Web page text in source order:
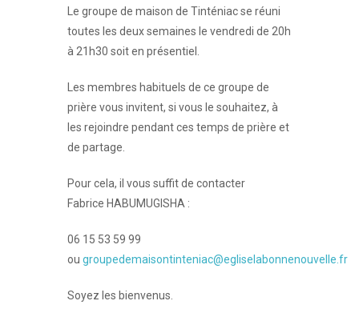
Le groupe de maison de Tinténiac se réuni
toutes les deux semaines le vendredi de 20h
à 21h30 soit en présentiel.
Les membres habituels de ce groupe de
prière vous invitent, si vous le souhaitez, à
les rejoindre pendant ces temps de prière et
de partage.
Pour cela, il vous suffit de contacter
Fabrice HABUMUGISHA :
06 15 53 59 99
ou groupedemaisontinteniac@egliselabonnenouvelle.fr
Soyez les bienvenus.